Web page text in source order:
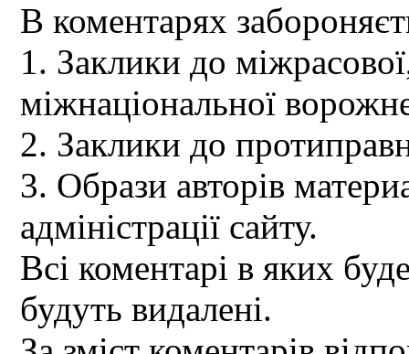
В коментарях
1. Заклики до
міжнаціональної
2. Заклики до
3. Образи авторів
адміністрації сайту.
Всі коментарі в яких
будуть видалені.